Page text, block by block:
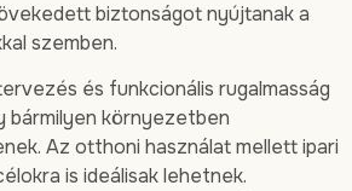
biztonságot nyújtanak a
szemben.
és funkcionális rugalmasság
bármilyen környezetben
Az otthoni használat mellett ipari
is ideálisak lehetnek.